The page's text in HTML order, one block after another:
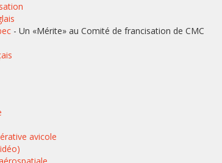
- Un «Mérite» au Comité de francisation de CMC
avicole